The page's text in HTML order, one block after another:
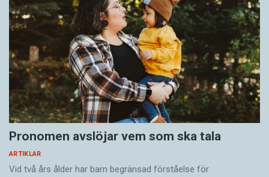
Pronomen avslöjar vem som ska tala
ARTIKLAR
Vid två års ålder har barn begränsad förståelse för